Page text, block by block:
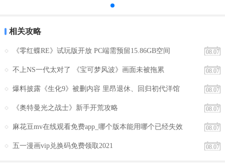
歌曲和歌手，了解最新的音乐趋势。
2. 搜索歌曲：用户可以通过关键词搜索找到自己喜欢的歌曲，并了解
该歌曲的详细信息。
3. 下载歌曲：用户可以将喜欢的歌曲下载到本地，随时随地享受音乐
起，方便管理和播放。
5. 分享歌曲：用户可以将自己喜欢的歌曲分享给好友，与好友一起分
相关攻略
08.07
《零红蝶RE》试玩版开放 PC端需预留15.86GB空间
08.07
不上NS一代太对了 《宝可梦风波》画面未被拖累
08.07
爆料披露《生化9》被删内容 里昂退休、回归初代洋馆
08.07
《奥特曼光之战士》新手开荒攻略
08.07
麻花豆mv在线观看免费app_哪个版本能用哪个已经失效
08.07
五一漫画vip兑换码免费领取2021